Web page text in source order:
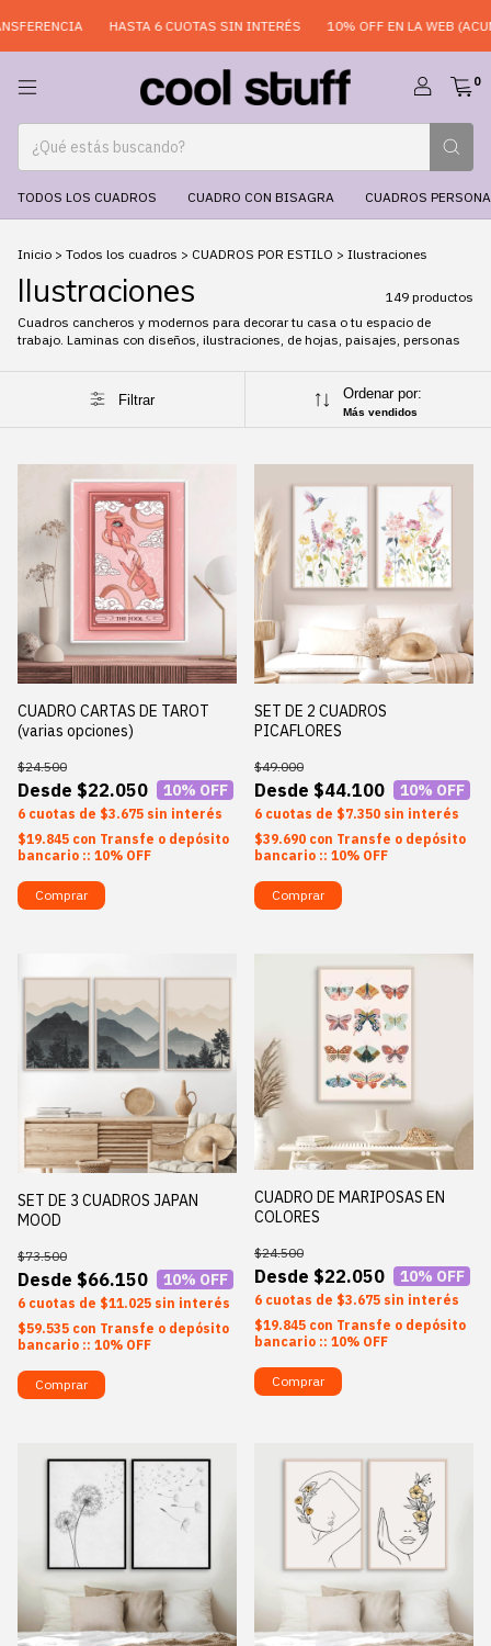
HASTA 6 CUOTAS SIN INTERÉS 10% OFF EN LA WEB (ACUMULABLE)
0
TODOS LOS CUADROS CUADRO CON BISAGRA CUADROS
Inicio > Todos los cuadros > CUADROS POR ESTILO > Ilustraciones
Ilustraciones
149 productos
Cuadros cancheros y modernos para decorar tu casa o tu espacio de
trabajo. Laminas con diseños, ilustraciones, de hojas, paisajes, personas
Filtrar Ordenar por:
Más vendidos
CUADRO CARTAS DE TAROT
(varias opciones)
$22.050
$24.500
10% OFF
6 $3.675 sin interés
$19.845 con Transfe o depósito
bancario :: 10% OFF
Comprar
SET DE 2 CUADROS
PICAFLORES
$44.100
$49.000
10% OFF
6 $7.350 sin interés
$39.690 con Transfe o depósito
bancario :: 10% OFF
Comprar
SET DE 3 CUADROS JAPAN
MOOD
$66.150
$73.500
10% OFF
6 $11.025 sin interés
$59.535 con Transfe o depósito
bancario :: 10% OFF
Comprar
CUADRO DE MARIPOSAS EN
COLORES
$22.050
$24.500
10% OFF
6 $3.675 sin interés
$19.845 con Transfe o depósito
bancario :: 10% OFF
Comprar